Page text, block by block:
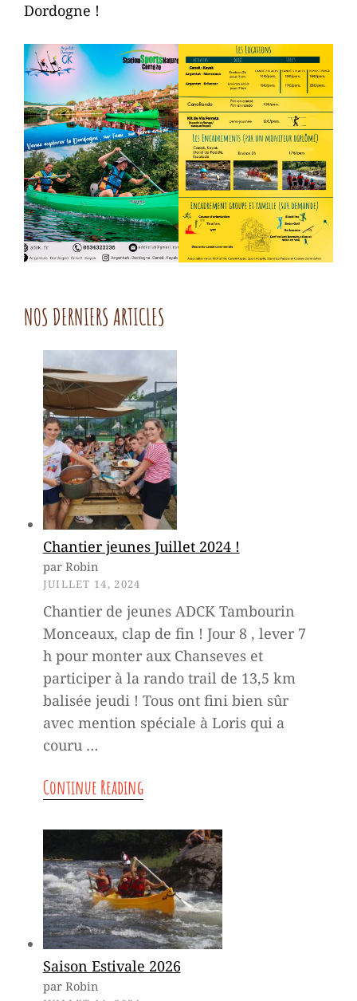
Dordogne !
NOS DERNIERS ARTICLES
Chantier jeunes Juillet 2024 !
par Robin
JUILLET 14, 2024
Chantier de jeunes ADCK Tambourin
Monceaux, clap de fin ! Jour 8 , lever 7
h pour monter aux Chanseves et
participer à la rando trail de 13,5 km
balisée jeudi ! Tous ont fini bien sûr
avec mention spéciale à Loris qui a
couru …
Continue ReadingC
a
n
t
i
e
Saison Estivale 2026
par Robin